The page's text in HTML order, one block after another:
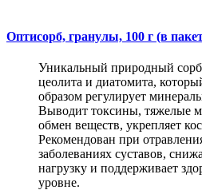
Оптисорб, гранулы, 100 г (в
Уникальный природный
цеолита и диатомита,
образом регулирует
Выводит токсины, тяжелые
обмен веществ, укрепляет
Рекомендован при
заболеваниях суставов,
нагрузку и поддерживает
уровне.